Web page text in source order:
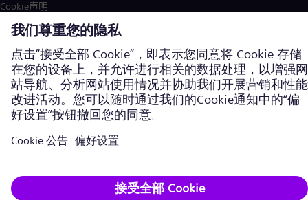
Cookie声明
使用条款
加密通信
西门子能源商标由西门子股份公司授权使用。©西门子能源，2026